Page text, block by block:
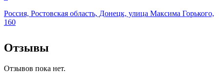
Россия, Ростовская область, Донецк, улица Максима Горького,
160
Отзывы
Отзывов пока нет.